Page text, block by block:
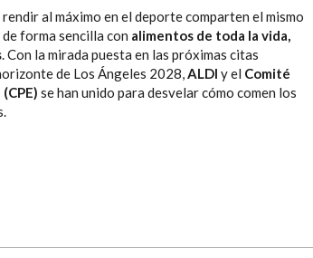
rendir al máximo en el deporte comparten el mismo
forma sencilla con alimentos de toda la vida,
. Con la mirada puesta en las próximas citas
de Los Ángeles 2028,ALDI y el Comité
se han unido para desvelar cómo comen los